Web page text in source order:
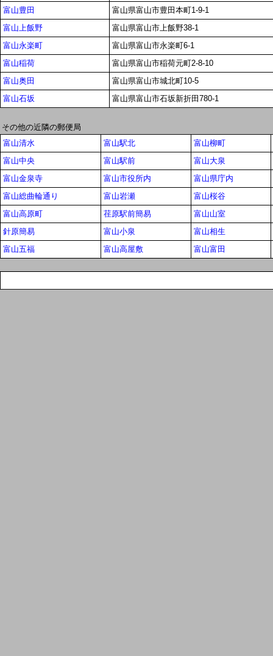
富山豊田
富山県富山市豊田本町1-9-1
富山上飯野
富山県富山市上飯野38-1
富山永楽町
富山県富山市永楽町6-1
富山稲荷
富山県富山市稲荷元町2-8-10
富山奥田
富山県富山市城北町10-5
富山石坂
富山県富山市石坂新折田780-1
その他の近隣の郵便局
富山清水
富山駅北
富山柳町
富山中央
富山駅前
富山大泉
富山金泉寺
富山市役所内
富山県庁内
富山総曲輪通り
富山岩瀬
富山桜谷
富山高原町
荏原駅前簡易
富山山室
針原簡易
富山小泉
富山相生
富山五福
富山高屋敷 富山富田